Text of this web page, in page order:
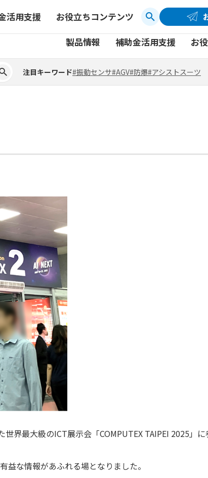
から探す 製品一覧
活用支援
金ヘルプデスク
お役立ちコンテンツ
マ漫画でわかる取扱製品 社員ブログ
注目キーワード#振動センサ#AGV#防爆#アシストスーツ
コーポレートサイト
製品情報
から探す 製品一覧
補助金活用支援
金ヘルプデスク
お
マ漫画でわかる取扱製品 社員ブログ
注目キーワード#振動センサ#AGV#防爆#アシストスーツ
界最大級のICT展示会「COMPUTEX TAIPEI 2025」
な情報があふれる場となりました。